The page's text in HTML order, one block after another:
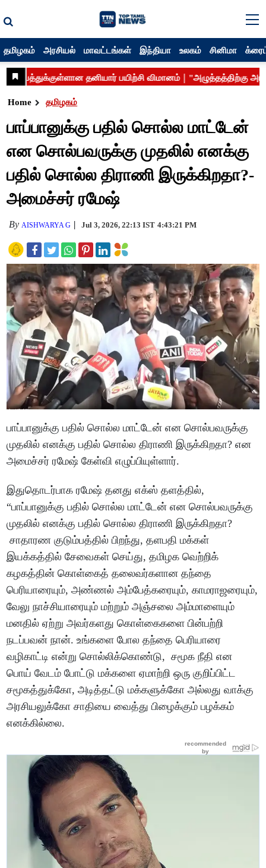
தமிழகம் அரசியல் மாவட்டங்கள் இந்தியா உலகம் சினிமா
Home தமிழகம்
பாப்பானுக்கு பதில் சொல்ல மாட்டேன்
என சொல்பவருக்கு முதலில் எனக்கு
பதில் சொல்ல திராணி இருக்கிறதா?-
அமைச்சர் ரமேஷ்
By AISHWARYA G Jul 3, 2026, 22:13 IST 4:43:21 PM
பாப்பானுக்கு பதில் சொல்ல மாட்டேன் என சொல்பவருக்கு
முதலில் எனக்கு பதில் சொல்ல திராணி இருக்கிறதா? என
அமைச்சர் ரமேஷ் கேள்வி எழுப்பியுள்ளார்.
இதுதொடர்பாக ரமேஷ் தனது எக்ஸ் தளத்தில்,
“பாப்பானுக்கு பதில் சொல்ல மாட்டேன் என சொல்பவருக்கு
முதலில் எனக்கு பதில் சொல்ல திராணி இருக்கிறதா?
சாதாரண குடும்பத்தில் பிறந்து, தளபதி மக்கள்
இயக்கத்தில் சேவைகள் செய்து, தமிழக வெற்றிக்
கழகத்தின் கொள்கைத் தலைவர்களான தந்தை
பெரியாரையும், அண்ணல் அம்பேத்கரையும், காமராஜரையும்,
வேலு நாச்சியாரையும் மற்றும் அஞ்சலை அம்மாளையும்
மனதில் ஏற்று அவர்களது கொள்கைகளை பின்பற்றி
நடப்பவன் நான். உங்களை போல தந்தை பெரியாரை
வழிகாட்டி என்று சொல்லிக்கொண்டு, சமூக நீதி என
பொய் வேடம் போட்டு மக்களை ஏமாற்றி ஒரு குறிப்பிட்ட
சமூகத்துக்கோ, அடித்தட்டு மக்களுக்கோ அல்லது வாக்கு
அரசியலுக்கோ சாதியை வைத்து பிழைக்கும் பழக்கம்
எனக்கில்லை.